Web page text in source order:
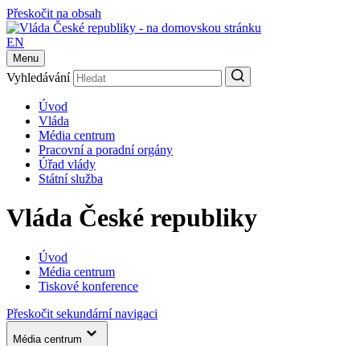
Přeskočit na obsah
EN
Menu
Vyhledávání
Úvod
Vláda
Média centrum
Pracovní a poradní orgány
Úřad vlády
Státní služba
Vláda České republiky
Úvod
Média centrum
Tiskové konference
Přeskočit sekundární navigaci
Média centrum